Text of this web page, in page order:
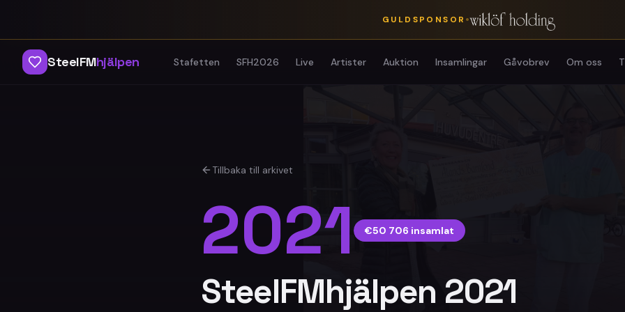
GULDSPONSOR •
SteelFMhjälpen Stafetten SFH2026 Live Artister Auktion Insamlingar Gåvobrev Om oss
Tillbaka till arkivet
2021 €50 706 insamlat
SteelFMhjälpen 2021